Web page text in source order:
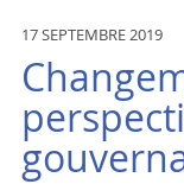
17 SEPTEMBRE 2019